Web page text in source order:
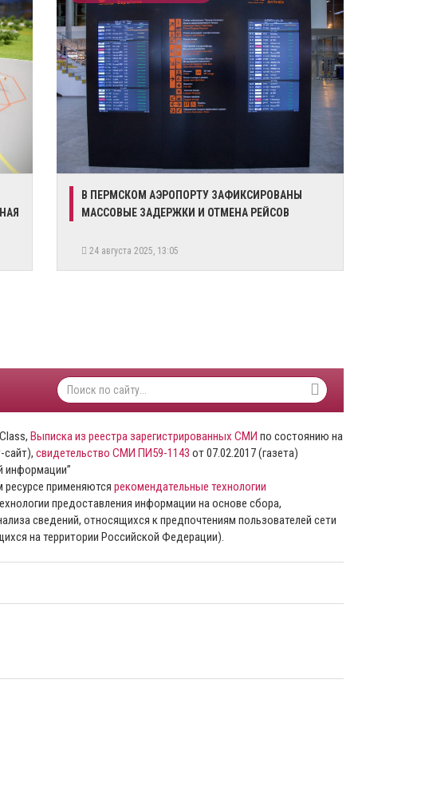
В ПЕРМСКОМ АЭРОПОРТУ ЗАФИКСИРОВАНЫ
МАССОВЫЕ ЗАДЕРЖКИ И ОТМЕНА РЕЙСОВ
24 августа 2025, 13:05
Выписка из реестра зарегистрированных СМИ по состоянию на
сайт), свидетельство СМИ ПИ59-1143 от 07.02.2017 (газета)
информации”
применяются рекомендательные технологии
предоставления информации на основе сбора,
сведений, относящихся к предпочтениям пользователей сети
на территории Российской Федерации).